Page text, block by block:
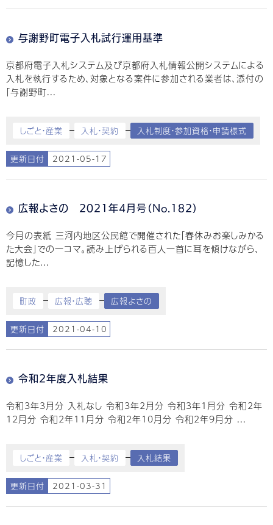
与謝野町電子入札試行運用基準
京都府電子入札システム及び京都府入札情報公開システムによる
入札を執行するため、対象となる案件に参加される業者は、添付の
「与謝野町...
しごと・産業 入札・契約 入札制度・参加資格・申請様式
更新日付 2021-05-17
広報よさの 2021年4月号（No.182）
今月の表紙 三河内地区公民館で開催された「春休みお楽しみかる
た大会」での一コマ。読み上げられる百人一首に耳を傾けながら、
記憶した...
町政 広報・広聴 広報よさの
更新日付 2021-04-10
令和2年度入札結果
令和3年3月分 入札なし 令和3年2月分 令和3年1月分 令和2年
12月分 令和2年11月分 令和2年10月分 令和2年9月分 ...
しごと・産業 入札・契約 入札結果
更新日付 2021-03-31